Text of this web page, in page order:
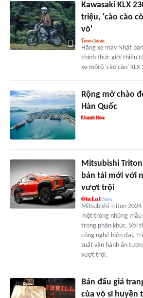
Kawasaki KLX
triệu, 'cào cào
võ'
Hãng xe máy Nhật
chính thức giới thiệu
xe môtô 'cào cào' KLX
Rộng mở chào
Hàn Quốc
Mitsubishi
bán tải mới với
vượt trội
Mitsubishi Triton
một trong những
trong phân khúc. Với
công nghệ hiện đại,
suất vận hành ấn
vượt trội.
Bán đấu giá
của võ sĩ huyền